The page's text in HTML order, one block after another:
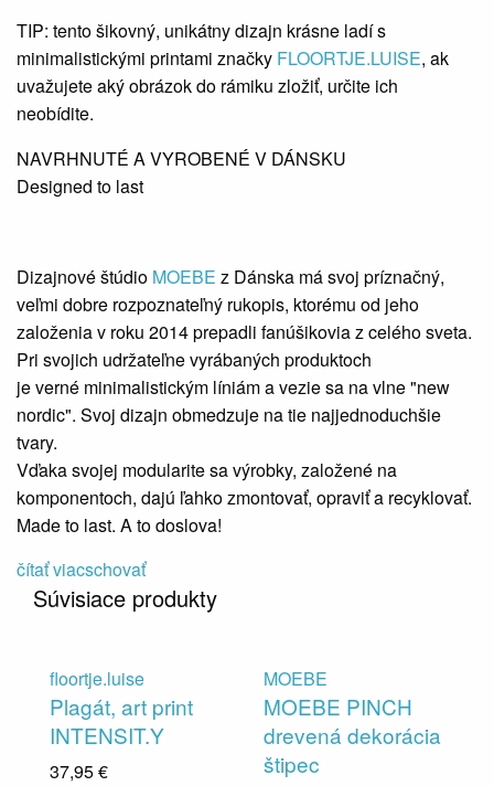
TIP: tento šikovný, unikátny dizajn krásne ladí s
minimalistickými printami značky FLOORTJE.LUISE, ak
uvažujete aký obrázok do rámiku zložiť, určite ich
neobídite.
NAVRHNUTÉ A VYROBENÉ V DÁNSKU
Designed to last
Dizajnové štúdio MOEBE z Dánska má svoj príznačný,
veľmi dobre rozpoznateľný rukopis, ktorému od jeho
založenia v roku 2014 prepadli fanúšikovia z celého sveta.
Pri svojich udržateľne vyrábaných produktoch
je verné minimalistickým líniám a vezie sa na vlne "new
nordic". Svoj dizajn obmedzuje na tie najjednoduchšie
tvary.
Vďaka svojej modularite sa výrobky, založené na
komponentoch, dajú ľahko zmontovať, opraviť a recyklovať.
Made to last. A to doslova!
čítať viacschovať
Súvisiace produkty
floortje.luise
Plagát, art print
INTENSIT.Y
37,95 €
MOEBE
MOEBE PINCH
drevená dekorácia
štipec